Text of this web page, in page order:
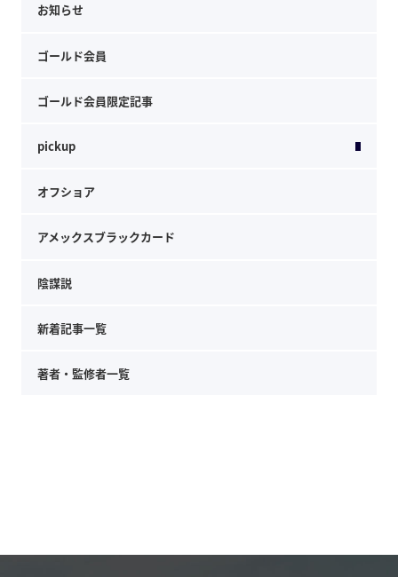
お知らせ
ゴールド会員
ゴールド会員限定記事
pickup
オフショア
アメックスブラックカード
陰謀説
新着記事一覧
著者・監修者一覧